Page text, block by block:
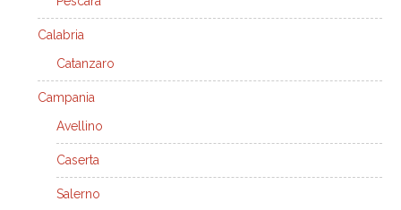
Calabria
Catanzaro
Campania
Avellino
Caserta
Salerno